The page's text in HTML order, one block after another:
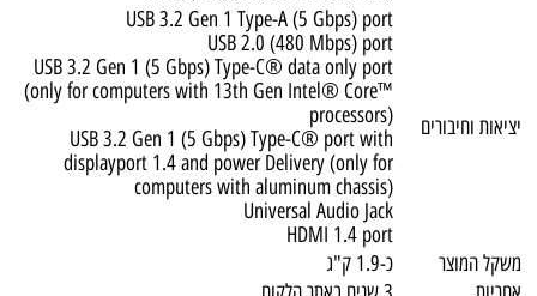
יציאות וחיבורים
USB 3.2 Gen 1 Type-A (5 Gbps) port
USB 2.0 (480 Mbps) port
USB 3.2 Gen 1 (5 Gbps) Type-C® data only port
(only for computers with 13th Gen Intel® Core™
processors)
USB 3.2 Gen 1 (5 Gbps) Type-C® port with
displayport 1.4 and power Delivery (only for
computers with aluminum chassis)
Universal Audio Jack
HDMI 1.4 port
משקל המוצר
כ-1.9 ק"ג